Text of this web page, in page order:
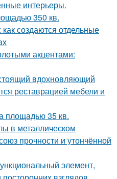
интерьеры.
350 кв.
создаются отдельные
акцентами:
вдохновляющий
реставрацией мебели и
площадью 35 кв.
в металлическом
прочности и утончённой
элемент,